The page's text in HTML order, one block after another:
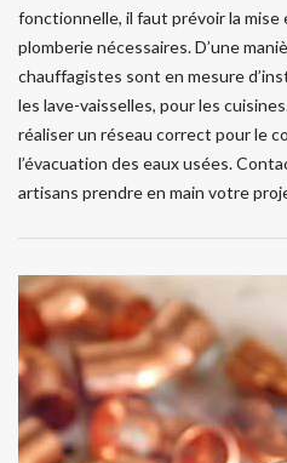
fonctionnelle, il faut prévoir la
plomberie nécessaires. D’une
chauffagistes sont en mesure
les lave-vaisselles, pour les
réaliser un réseau correct pour le
l’évacuation des eaux usées.
artisans prendre en main votre